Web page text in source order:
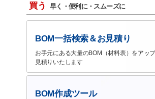
買う 早く・便利に・スムーズに
BOM一括検索＆お見積り
お手元にある大量のBOM（材料表）をアッ
見積りいたします
BOM作成ツール